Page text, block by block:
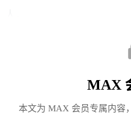
我适合管理吗？ 管理到
办？ 不做管理还有其他
MAX
本文为 MAX 会员专属内容